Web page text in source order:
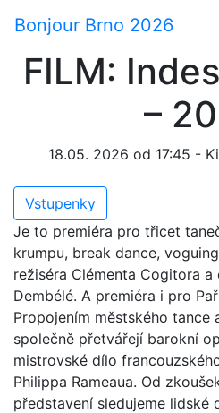
Bonjour Brno 2026
FILM:
–
18.05. 2026 od 17:45 -
Vstupenky
Je to premiéra pro třicet
krumpu, break dance,
režiséra Clémenta Cogitora
Dembélé. A premiéra i pro
Propojením městského tance
společně přetvářejí barokní
mistrovské dílo
Philippa Rameaua. Od
představení sledujeme lidské